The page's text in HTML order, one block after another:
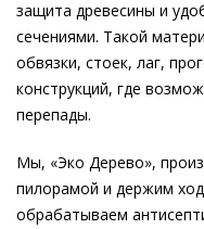
защита древесины и
сечениями. Такой
обвязки, стоек, лаг,
конструкций, где
перепады.
Мы, «Эко Дерево»,
пилорамой и держим
обрабатываем